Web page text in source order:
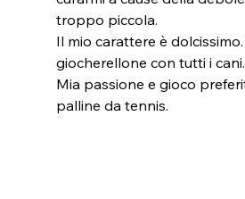
troppo piccola.
Il mio carattere è
giocherellone con tutti i cani.
Mia passione e gioco
palline da tennis.